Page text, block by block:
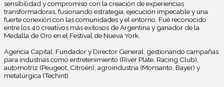
sensibilidad y compromiso con la creación de experiencias
transformadoras, fusionando estrategia, ejecución impecable y una
fuerte conexión con las comunidades y el entorno. Fué reconocido
entre los 40 creativos más exitosos de Argentina y ganador de la
Medalla de Oro en el Festival de Nueva York.
Agencia Capital: Fundador y Director General, gestionando campañas
para industrias como entretenimiento (River Plate, Racing Club),
automotriz (Peugeot, Citroën), agroindustria (Monsanto, Bayer) y
metalúrgica (Techint).